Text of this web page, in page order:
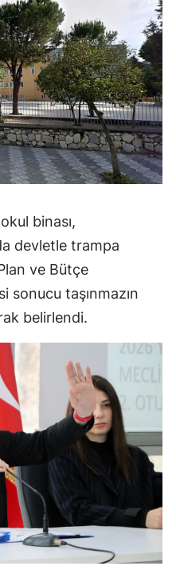
binası,
devletle trampa
ve Bütçe
sonucu taşınmazın
belirlendi.